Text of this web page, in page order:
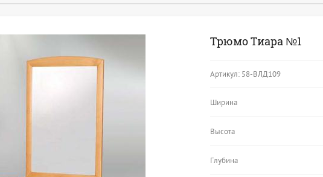
Трюмо Тиара №1
Артикул: 58-ВЛД109
Ширина
Высота
Глубина